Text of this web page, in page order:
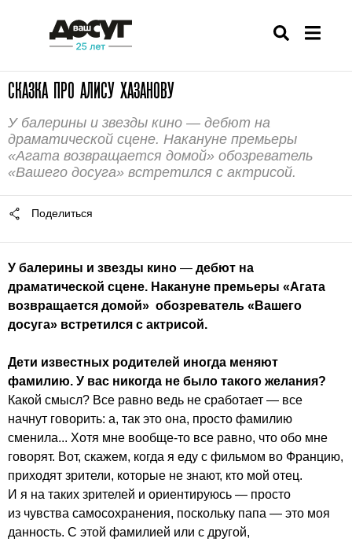
СКАЗКА ПРО АЛИСУ ХАЗАНОВУ
У балерины и звезды кино — дебют на
драматической сцене. Накануне премьеры
«Агата возвращается домой» обозреватель
«Вашего досуга» встретился с актрисой.
Поделиться
У балерины и звезды кино — дебют на
драматической сцене. Накануне премьеры «Агата
возвращается домой» обозреватель «Вашего
досуга» встретился с актрисой.
Дети известных родителей иногда меняют
фамилию. У вас никогда не было такого желания?
Какой смысл? Все равно ведь не сработает — все
начнут говорить: а, так это она, просто фамилию
сменила... Хотя мне вообще-то все равно, что обо мне
говорят. Вот, скажем, когда я еду с фильмом во Францию,
приходят зрители, которые не знают, кто мой отец.
И я на таких зрителей и ориентируюсь — просто
из чувства самосохранения, поскольку папа — это моя
данность. С этой фамилией или с другой,